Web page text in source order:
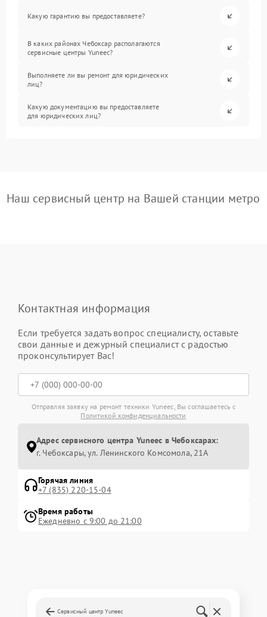
Какую гарантию вы предоставляете?
В каких районах Чебоксар располагаются
сервисные центры Yuneec?
Выполняете ли вы ремонт для юридических
лиц?
Какую документацию вы предоставляете
для юридических лиц?
Наш сервисный центр на Вашей станции метро
Контактная информация
Если требуется задать вопрос специалисту, оставьте
свои данные и дежурный специалист с радостью
проконсультирует Вас!
Отправляя заявку на ремонт техники Yuneec, Вы соглашаетесь с
Политикой конфиденциальности
Адрес сервисного центра Yuneec в Чебоксарах:
г. Чебоксары, ул. Ленинского Комсомола, 21А
Горячая линия
+7 (835) 220-15-04
Время работы
Ежедневно с 9:00 до 21:00
Сервисный центр Yuneec